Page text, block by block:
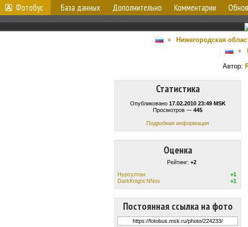
Фотобус База данных Дополнительно Комментарии
Нижегородская
Автор:
Статистика
Опубликовано 17.02.2010 23:49 MSK
Просмотров — 445
Подробная информация
Оценка
Рейтинг: +2
Нурсултан
+1
DarkKnight NNov
+1
Постоянная ссылка на фото